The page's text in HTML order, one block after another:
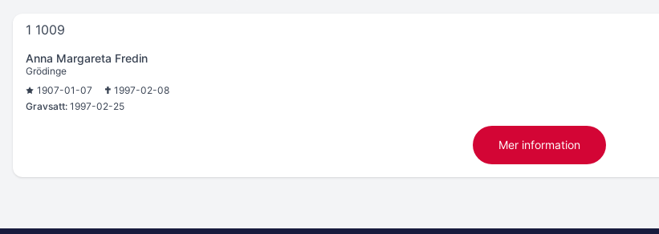
1 1009
Anna Margareta Fredin
Grödinge
1907-01-07
1997-02-08
Gravsatt: 1997-02-25
Mer information